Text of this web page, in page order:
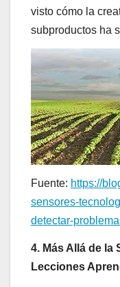
visto cómo la
subproductos ha
Fuente: https://
sensores-
detectar-
4. Más Allá de la
Lecciones